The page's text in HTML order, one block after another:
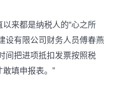
来都是纳税人的“心之所
设有限公司财务人员傅春燕
间把进项抵扣发票按照税
填申报表。”